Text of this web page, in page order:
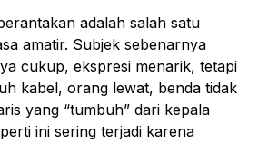
adalah salah satu
amatir. Subjek sebenarnya
cukup, ekspresi menarik, tetapi
kabel, orang lewat, benda tidak
yang “tumbuh” dari kepala
ini sering terjadi karena